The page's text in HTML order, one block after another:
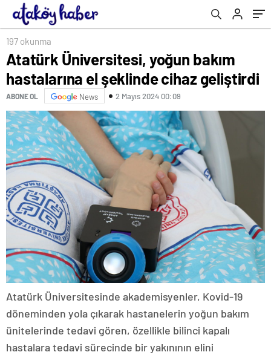
197 okunma
Atatürk Üniversitesi, yoğun bakım
hastalarına el şeklinde cihaz geliştirdi
ABONE OL News 2 Mayıs 2024 00:09
Atatürk Üniversitesinde akademisyenler, Kovid-19
döneminden yola çıkarak hastanelerin yoğun bakım
ünitelerinde tedavi gören, özellikle bilinci kapalı
hastalara tedavi sürecinde bir yakınının elini
ailesini bulması için her şeyi yaparım